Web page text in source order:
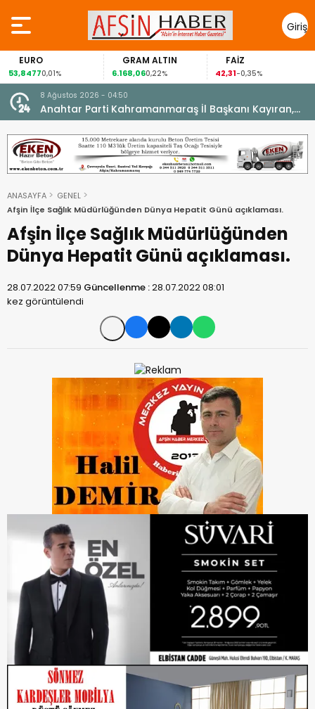
Giriş
Yap
GRAM ALTIN
0,22% -0,35%
8 Ağustos 2026 - 04:50
Anahtar Parti Kahramanmaraş İl Başkanı Kayıran,
Afşin Teşkilatı ile buluştu.
ANASAYFA
GENEL
Afşin İlçe Sağlık Müdürlüğünden Dünya Hepatit Günü açıklaması.
Afşin İlçe Sağlık Müdürlüğünden
Dünya Hepatit Günü açıklaması.
28.07.2022 07:59 Güncellenme :28.07.2022 08:01
kez görüntülendi